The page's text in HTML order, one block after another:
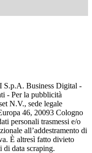
S.p.A. Business Digital -
- Per la pubblicità
N.V., sede legale
46, 20093 Cologno
personali trasmessi e/o
all’addestramento di
È altresì fatto divieto
di data scraping.